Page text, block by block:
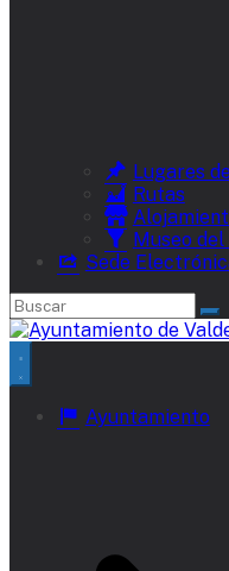
Lugares
Rutas
Museo del
Sede
Ayuntamiento